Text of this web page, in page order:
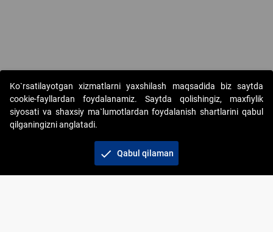
Copyright © 2017-2026. "Elektron onlayn-auksionlarni tashkil etish"
AJ. Barcha huquqlar himoyalangan
+998 71 202-21-11
Ko`rsatilayotgan xizmatlarni yaxshilash maqsadida biz saytda
cookie-fayllardan foydalanamiz. Saytda qolishingiz, maxfiylik
siyosati va shaxsiy ma`lumotlardan foydalanish shartlarini qabul
qilganingizni anglatadi.
check Qabul qilaman